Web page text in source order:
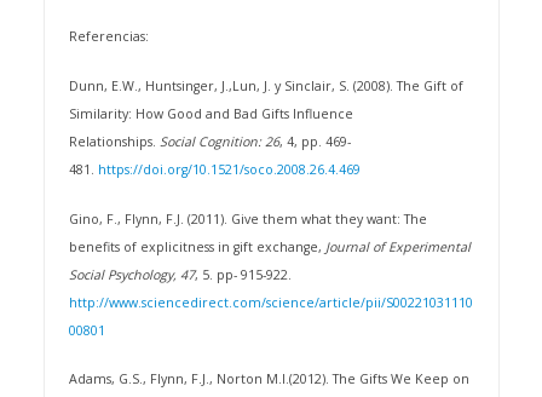
Referencias:
Dunn, E.W., Huntsinger, J.,Lun, J. y Sinclair, S. (2008). The Gift of
Similarity: How Good and Bad Gifts Influence
Relationships. Social Cognition: 26, 4, pp. 469-
481.
https://doi.org/10.1521/soco.2008.26.4.469
Gino, F., Flynn, F.J. (2011). Give them what they want: The
benefits of explicitness in gift exchange, Journal of Experimental
Social Psychology, 47, 5. pp- 915-922.
http://www.sciencedirect.com/science/article/pii/S00221031110
00801
Adams, G.S., Flynn, F.J., Norton M.I.(2012). The Gifts We Keep on